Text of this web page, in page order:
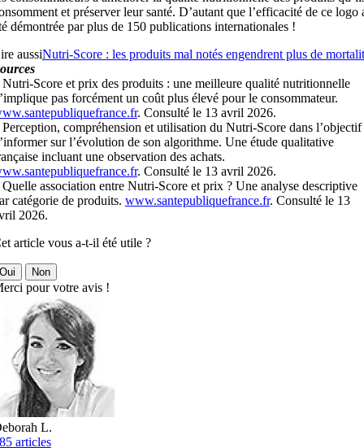
et préserver leur santé. D’autant que l’efficacité de ce logo
démontrée par plus de 150 publications internationales !
aussiNutri-Score : les produits mal notés engendrent plus de
Nutri-Score et prix des produits : une meilleure qualité nutritionnelle
pas forcément un coût plus élevé pour le consommateur.
. Consulté le 13 avril 2026.
compréhension et utilisation du Nutri-Score dans l’objectif
sur l’évolution de son algorithme. Une étude qualitative
incluant une observation des achats.
. Consulté le 13 avril 2026.
association entre Nutri-Score et prix ? Une analyse descriptive
catégorie de produits. www.santepubliquefrance.fr. Consulté le 13
2026.
article vous a-t-il été utile ?
Non
pour votre avis !
L.
articles